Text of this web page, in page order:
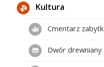
Kultura
Cmentarz
Dwór drewniany